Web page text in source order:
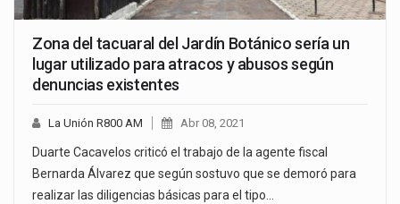
Zona del tacuaral del Jardín Botánico sería un
lugar utilizado para atracos y abusos según
denuncias existentes
La Unión R800 AM Abr 08, 2021
Duarte Cacavelos criticó el trabajo de la agente fiscal
Bernarda Álvarez que según sostuvo que se demoró para
realizar las diligencias básicas para el tipo…